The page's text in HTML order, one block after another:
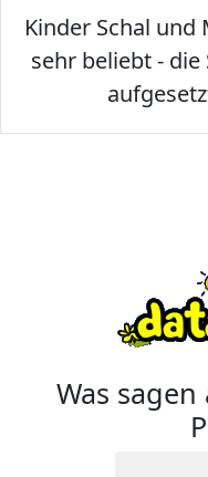
Kinder Schal und
sehr beliebt -
Was